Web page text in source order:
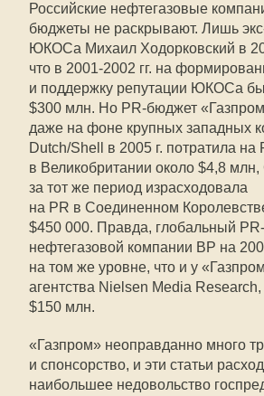
Российские нефтегазовые
бюджеты не раскрывают. Лишь
ЮКОСа Михаил Ходорковский в
что в 2001-2002 гг. на
и поддержку репутации ЮКОСа
$300 млн. Но PR-бюджет
даже на фоне крупных западных
Dutch/Shell в 2005 г. потратила на
в Великобритании около $4,8 млн,
за тот же период израсходовала
на PR в Соединенном
$450 000. Правда, глобальный
нефтегазовой компании BP на
на том же уровне, что и у
агентства Nielsen Media Research,
$150 млн.
«Газпром» неоправданно много
и спонсорство, и эти статьи
наибольшее недовольство